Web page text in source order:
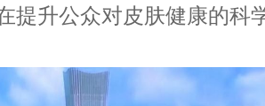
提升公众对皮肤健康的科